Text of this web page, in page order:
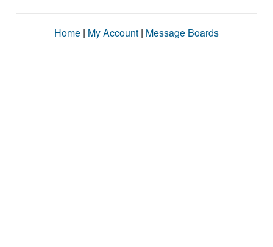
Home | My Account | Message Boards